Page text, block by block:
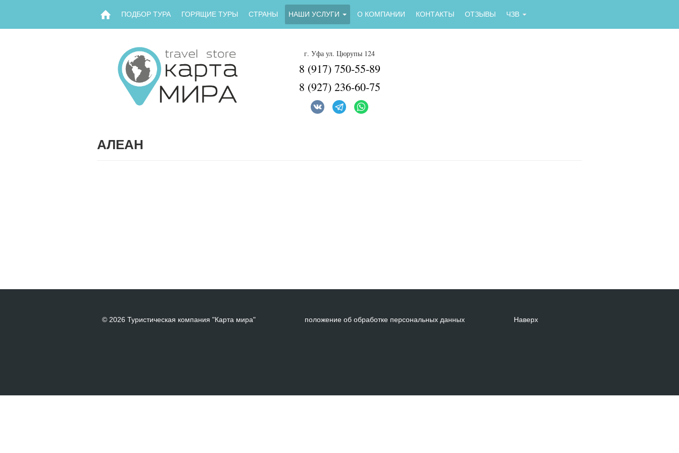
ПОДБОР ТУРА ГОРЯЩИЕ ТУРЫ СТРАНЫ НАШИ УСЛУГИ О КОМПАНИИ КОНТАКТЫ ОТЗЫВЫ ЧЗВ
г. Уфа ул. Цюрупы 124
8 (917) 750-55-89
8 (927) 236-60-75
АЛЕАН
© 2026 Туристическая компания "Карта мира" положение об обработке персональных данных Наверх